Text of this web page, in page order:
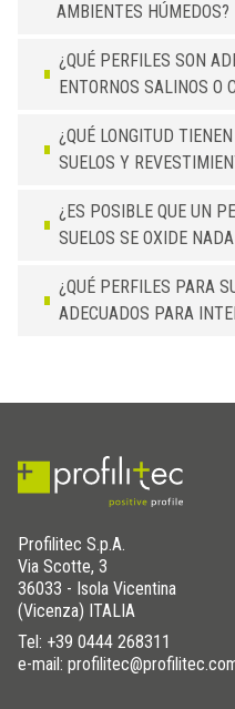
AMBIENTES HÚMEDOS?
¿QUÉ PERFILES SON
ENTORNOS SALINOS O
¿QUÉ LONGITUD
SUELOS Y
¿ES POSIBLE QUE UN
SUELOS SE OXIDE
¿QUÉ PERFILES PARA
ADECUADOS PARA
Profilitec S.p.A.
Via Scotte, 3
36033 - Isola Vicentina
(Vicenza) ITALIA
Tel: +39 0444 268311
e-mail: